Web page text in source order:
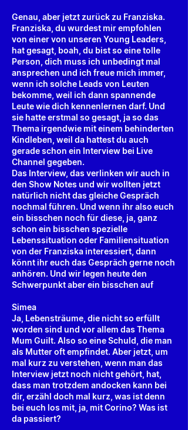
Genau, aber jetzt zurück zu Franziska.
Franziska, du wurdest mir empfohlen
von einer von unseren Young Leaders,
hat gesagt, boah, du bist so eine tolle
Person, dich muss ich unbedingt mal
ansprechen und ich freue mich immer,
wenn ich solche Leads von Leuten
bekomme, weil ich dann spannende
Leute wie dich kennenlernen darf. Und
sie hatte erstmal so gesagt, ja so das
Thema irgendwie mit einem behinderten
Kindleben, weil da hattest du auch
gerade schon ein Interview bei Live
Channel gegeben.
Das Interview, das verlinken wir auch in
den Show Notes und wir wollten jetzt
natürlich nicht das gleiche Gespräch
nochmal führen. Und wenn ihr also euch
ein bisschen noch für diese, ja, ganz
schon ein bisschen spezielle
Lebenssituation oder Familiensituation
von der Franziska interessiert, dann
könnt ihr euch das Gespräch gerne noch
anhören. Und wir legen heute den
Schwerpunkt aber ein bisschen auf
Simea
Ja, Lebensträume, die nicht so erfüllt
worden sind und vor allem das Thema
Mum Guilt. Also so eine Schuld, die man
als Mutter oft empfindet. Aber jetzt, um
mal kurz zu verstehen, wenn man das
Interview jetzt noch nicht gehört, hat,
dass man trotzdem andocken kann bei
dir, erzähl doch mal kurz, was ist denn
bei euch los mit, ja, mit Corino? Was ist
da passiert?